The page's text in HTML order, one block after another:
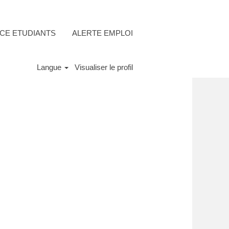
ETUDIANTS ALERTE EMPLOI
Langue Visualiser le profil